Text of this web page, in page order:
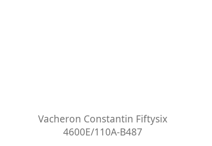
Vacheron Constantin Fiftysix
4600E/110A-B487